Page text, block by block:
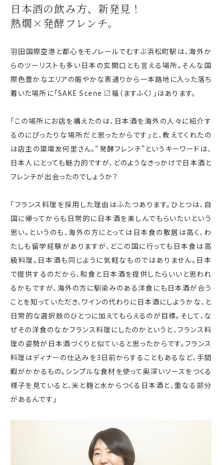
日本酒の飲み方、新発見！
熱燗×発酵フレンチ。
羽田国際空港と都心をモノレールでむすぶ浜松町駅は、海外か
らのツーリストも多い日本の玄関口とも言える場所。そんな国
際色豊かなエリアの賑やかな表通りから一本路地に入った落ち
着いた場所に「SAKE Scene 〼福（ますふく）」はあります。
「この場所にお店を構えたのは、日本酒を海外の人々に紹介す
るのにぴったりな場所だと思ったからです」と、教えてくれたの
は店主の簗塲友何里さん。“発酵フレンチ”というキーワードは、
日本人にとっても魅力的ですが、どのようなきっかけで日本酒と
フレンチが出会ったのでしょうか？
「フランス料理を採用した理由はふたつあります。ひとつは、自
国に帰ってからも日常的に日本酒を楽しんでもらいたいという
思い。というのも、海外の方にとっては日本食の敷居は高く、わ
たしも留学経験がありますが、どこの国に行っても日本食は高
級料理。日本酒も同じように気軽なものではありません。日本
で提供するのだから、和食と日本酒を提供したらいいと思われ
るかもですが、海外の方に馴染みのある洋食にも日本酒が合う
ことを知っていただき、ワインの代わりに日本酒にしようかな、と
日常的な選択肢のひとつに加えてもらえるのが目標。そして、な
ぜその洋食のなかフランス料理にしたのかというと、フランス料
理の姿勢が日本酒づくりと似ていると思ったからです。フランス
料理はディナーの仕込みを3 日前からすることもあるなど、手間
暇がかかるもの。シンプルな食材を使って奥深いソースをつくる
様子を見ていると、米と麹と水からつくる日本酒と、重なる部分
があるんです」